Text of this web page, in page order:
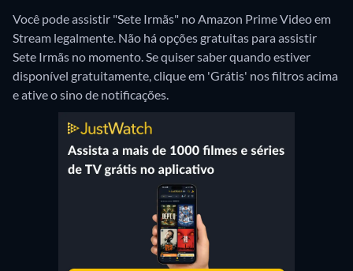
Você pode assistir "Sete Irmãs" no Amazon Prime Video em
Stream legalmente. Não há opções gratuitas para assistir
Sete Irmãs no momento. Se quiser saber quando estiver
disponível gratuitamente, clique em 'Grátis' nos filtros acima
e ative o sino de notificações.